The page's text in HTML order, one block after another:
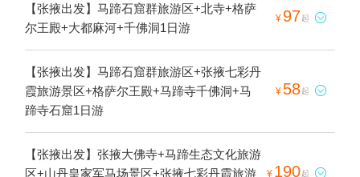
【张掖出发】马蹄石窟群旅游区+北寺+格萨
尔王殿+大都麻河+千佛洞1日游
¥ 97起 
【张掖出发】马蹄石窟群旅游区+张掖七彩丹
霞旅游景区+格萨尔王殿+马蹄寺千佛洞+马
蹄寺石窟1日游
¥ 58起 
【张掖出发】张掖大佛寺+马蹄生态文化旅游
区+山丹皇家军马场景区+张掖七彩丹霞旅游
¥ 190起 